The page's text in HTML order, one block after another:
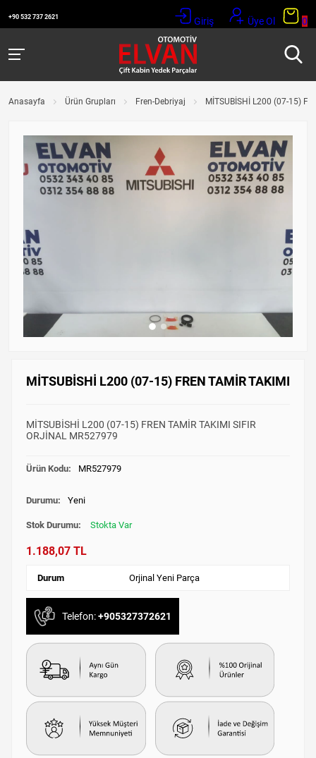
+90 532 737 2621 Giriş Üye Ol 0
Anasayfa Ürün Grupları Fren-Debriyaj MİTSUBİSHİ L200 (07-15)
MİTSUBİSHİ L200 (07-15) FREN TAMİR TAKIMI
MİTSUBİSHİ L200 (07-15) FREN TAMİR TAKIMI SIFIR
ORJİNAL MR527979
Ürün Kodu: MR527979
Durumu: Yeni
Stok Durumu: Stokta Var
1.188,07 TL
Durum Orjinal Yeni Parça
Telefon:+905327372621